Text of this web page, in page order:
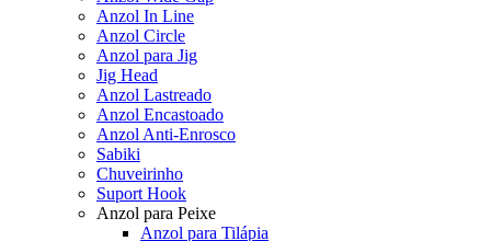
Anzol In Line
Anzol Circle
Anzol para Jig
Jig Head
Anzol Lastreado
Anzol Encastoado
Anzol Anti-Enrosco
Sabiki
Chuveirinho
Suport Hook
Anzol para Peixe
Anzol para Tilápia